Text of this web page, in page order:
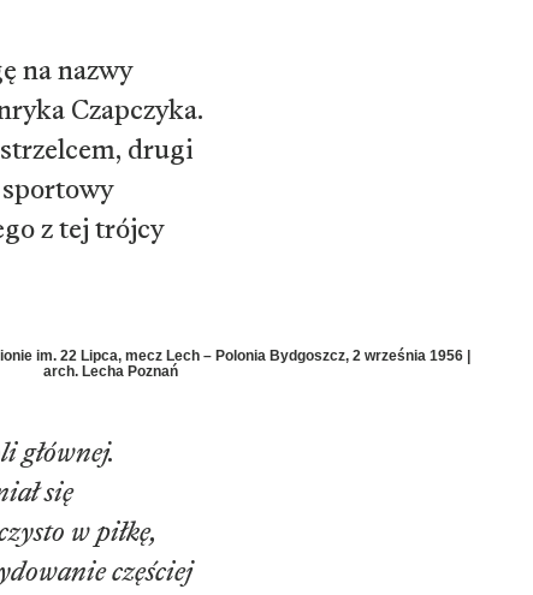
na nazwy
Czapczyka.
drugi
z tej trójcy
im. 22 Lipca, mecz Lech – Polonia Bydgoszcz, 2 września 1956 |
arch. Lecha Poznań
głównej.
się
w piłkę,
częściej